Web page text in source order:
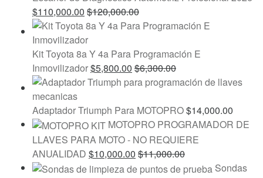
$110,000.00 $120,000.00
Kit Toyota 8a Y 4a Para Programación E
Inmovilizador$5,800.00 $6,300.00
Adaptador Triumph Para MOTOPRO$14,000.00
MOTOPRO PROGRAMADOR DE
LLAVES PARA MOTO - NO REQUIERE
ANUALIDAD $10,000.00 $11,000.00
Sondas